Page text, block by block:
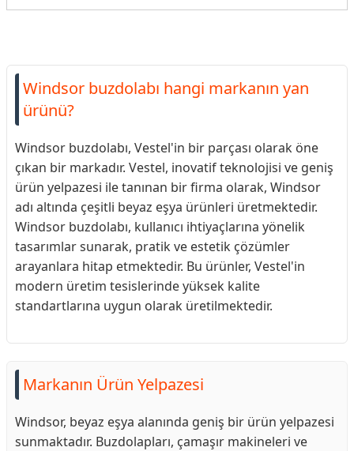
Windsor buzdolabı hangi markanın yan
ürünü?
Windsor buzdolabı, Vestel'in bir parçası olarak öne
çıkan bir markadır. Vestel, inovatif teknolojisi ve geniş
ürün yelpazesi ile tanınan bir firma olarak, Windsor
adı altında çeşitli beyaz eşya ürünleri üretmektedir.
Windsor buzdolabı, kullanıcı ihtiyaçlarına yönelik
tasarımlar sunarak, pratik ve estetik çözümler
arayanlara hitap etmektedir. Bu ürünler, Vestel'in
modern üretim tesislerinde yüksek kalite
standartlarına uygun olarak üretilmektedir.
Markanın Ürün Yelpazesi
Windsor, beyaz eşya alanında geniş bir ürün yelpazesi
sunmaktadır. Buzdolapları, çamaşır makineleri ve